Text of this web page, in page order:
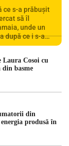
ce s-a prăbușit
să îl
unde un
după ce i s-a
Laura Cosoi cu
din basme
din
produsă în